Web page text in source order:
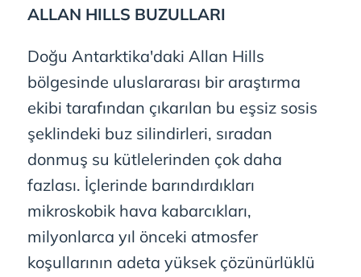
ALLAN HILLS BUZULLARI
Doğu Antarktika'daki Allan Hills
bölgesinde uluslararası bir araştırma
ekibi tarafından çıkarılan bu eşsiz sosis
şeklindeki buz silindirleri, sıradan
donmuş su kütlelerinden çok daha
fazlası. İçlerinde barındırdıkları
mikroskobik hava kabarcıkları,
milyonlarca yıl önceki atmosfer
koşullarının adeta yüksek çözünürlüklü